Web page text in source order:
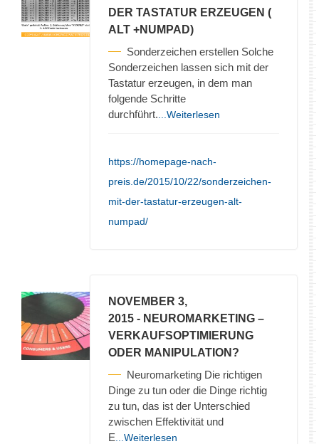
DER TASTATUR ERZEUGEN (
ALT +NUMPAD)
Sonderzeichen erstellen Solche
Sonderzeichen lassen sich mit der
Tastatur erzeugen, in dem man
folgende Schritte
durchführt. ...Weiterlesen
https://homepage-nach-
preis.de/2015/10/22/sonderzeichen-
mit-der-tastatur-erzeugen-alt-
numpad/
NOVEMBER 3,
2015 - NEUROMARKETING –
VERKAUFSOPTIMIERUNG
ODER MANIPULATION?
Neuromarketing Die richtigen
Dinge zu tun oder die Dinge richtig
zu tun, das ist der Unterschied
zwischen Effektivität und
E ...Weiterlesen